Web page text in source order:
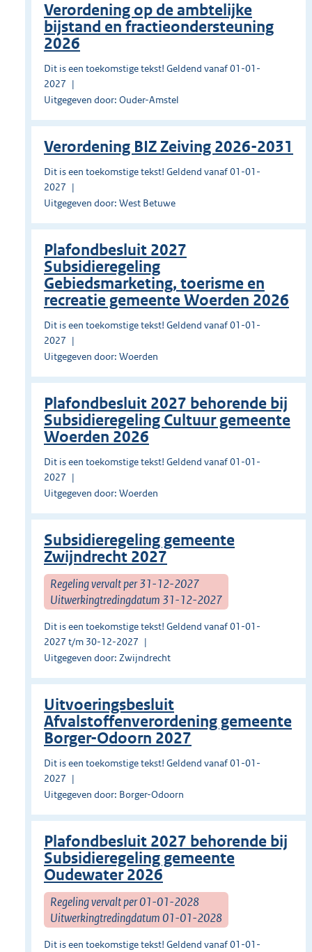
Verordening op de ambtelijke
bijstand en fractieondersteuning
2026
Dit is een toekomstige tekst! Geldend vanaf 01-01-
2027
Uitgegeven door: Ouder-Amstel
Verordening BIZ Zeiving 2026-2031
Dit is een toekomstige tekst! Geldend vanaf 01-01-
2027
Uitgegeven door: West Betuwe
Plafondbesluit 2027
Subsidieregeling
Gebiedsmarketing, toerisme en
recreatie gemeente Woerden 2026
Dit is een toekomstige tekst! Geldend vanaf 01-01-
2027
Uitgegeven door: Woerden
Plafondbesluit 2027 behorende bij
Subsidieregeling Cultuur gemeente
Woerden 2026
Dit is een toekomstige tekst! Geldend vanaf 01-01-
2027
Uitgegeven door: Woerden
Subsidieregeling gemeente
Zwijndrecht 2027
Regeling vervalt per 31-12-2027
Uitwerkingtredingdatum 31-12-2027
Dit is een toekomstige tekst! Geldend vanaf 01-01-
2027 t/m 30-12-2027
Uitgegeven door: Zwijndrecht
Uitvoeringsbesluit
Afvalstoffenverordening gemeente
Borger-Odoorn 2027
Dit is een toekomstige tekst! Geldend vanaf 01-01-
2027
Uitgegeven door: Borger-Odoorn
Plafondbesluit 2027 behorende bij
Subsidieregeling gemeente
Oudewater 2026
Regeling vervalt per 01-01-2028
Uitwerkingtredingdatum 01-01-2028
Dit is een toekomstige tekst! Geldend vanaf 01-01-